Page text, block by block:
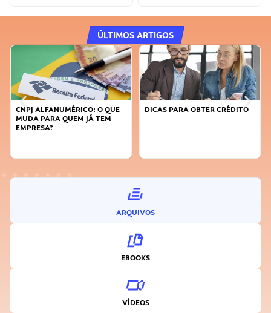
ÚLTIMOS ARTIGOS
DICAS PARA OBTER CRÉDITO
FAÇA A DIFERENÇA: SEJA
ARQUIVOS
EBOOKS
VÍDEOS